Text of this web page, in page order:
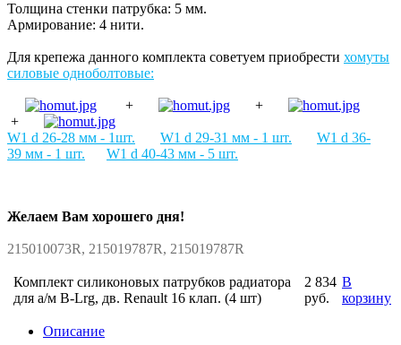
Толщина стенки патрубка: 5 мм.
Армирование: 4 нити.
Для крепежа данного комплекта советуем приобрести хомуты
силовые одноболтовые:
+
+
+
W1 d 26-28 мм - 1шт. W1 d 29-31 мм - 1 шт. W1 d 36-
39 мм - 1 шт. W1 d 40-43 мм - 5 шт.
Желаем Вам хорошего дня!
215010073R, 215019787R, 215019787R
Комплект силиконовых патрубков радиатора
для а/м В-Lrg, дв. Renault 16 клап. (4 шт)
2 834
руб.
В
корзину
Описание